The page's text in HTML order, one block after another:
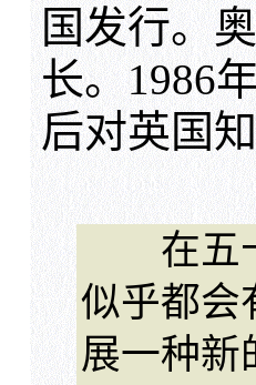
国发行。
长。1986
后对英国
在五十
似乎都会
展一种新